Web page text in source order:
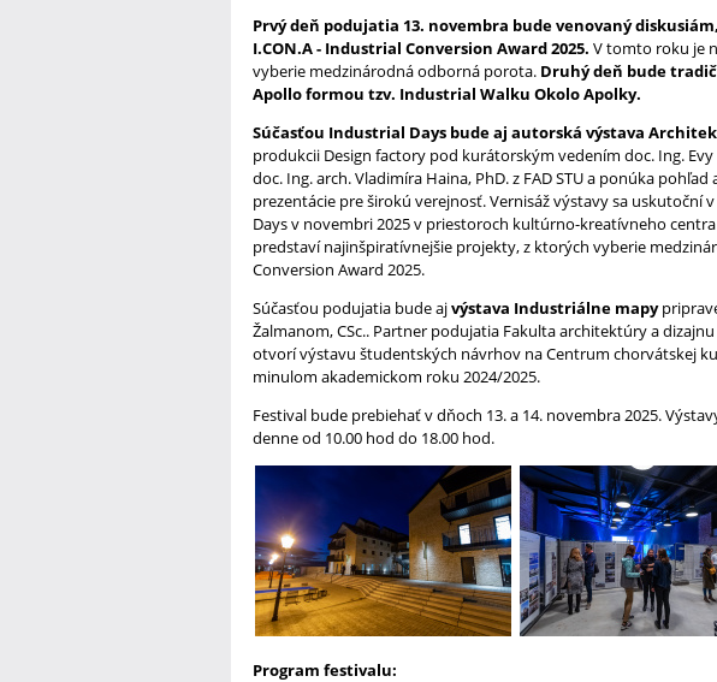
Prvý deň podujatia 13. novembra bude venovaný
I.CON.A - Industrial Conversion Award 2025. V tomto roku je
vyberie medzinárodná odborná porota. Druhý deň bude
Apollo formou tzv. Industrial Walku Okolo Apolky.
Súčasťou Industrial Days bude aj autorská výstava
produkcii Design factory pod kurátorským vedením doc. Ing. Evy
doc. Ing. arch. Vladimíra Haina, PhD. z FAD STU a ponúka
prezentácie pre širokú verejnosť. Vernisáž výstavy sa uskutoční
Days v novembri 2025 v priestoroch kultúrno-kreatívneho
predstaví najinšpiratívnejšie projekty, z ktorých vyberie
Conversion Award 2025.
Súčasťou podujatia bude ajvýstava Industriálne mapy
Žalmanom, CSc.. Partner podujatia Fakulta architektúry a
otvorí výstavu študentských návrhov na Centrum chorvátskej
minulom akademickom roku 2024/2025.
Festival bude prebiehať v dňoch 13. a 14. novembra 2025.
denne od 10.00 hod do 18.00 hod.
Program festivalu: